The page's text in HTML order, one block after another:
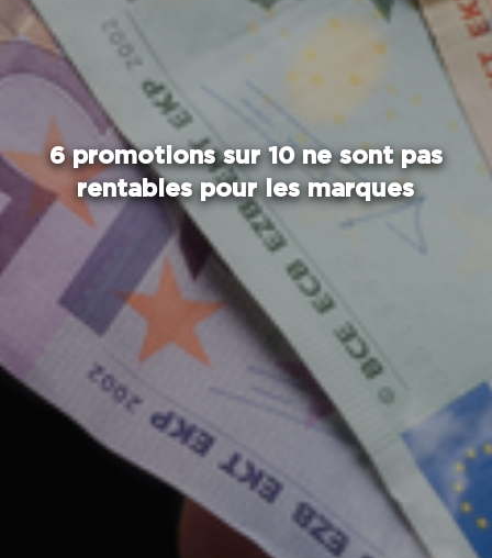
6 promotions sur 10 ne sont pas
rentables pour les marques